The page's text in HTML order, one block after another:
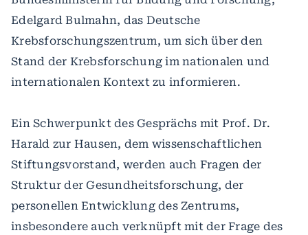
Edelgard Bulmahn, das Deutsche
Krebsforschungszentrum, um sich über den
Stand der Krebsforschung im nationalen und
internationalen Kontext zu informieren.
Ein Schwerpunkt des Gesprächs mit Prof. Dr.
Harald zur Hausen, dem wissenschaftlichen
Stiftungsvorstand, werden auch Fragen der
Struktur der Gesundheitsforschung, der
personellen Entwicklung des Zentrums,
insbesondere auch verknüpft mit der Frage des